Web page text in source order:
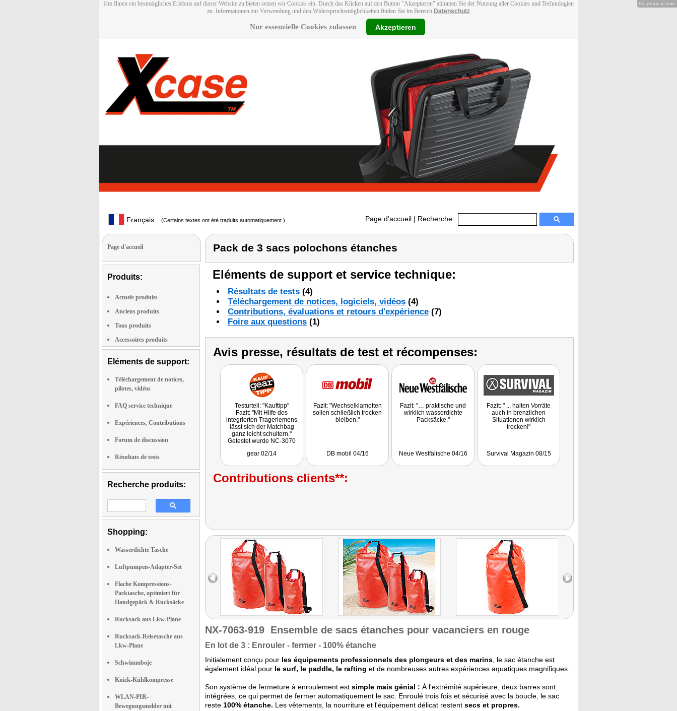
Um Ihnen ein bestmögliches Erlebnis auf dieser Website zu bieten setzen wir Cookies ein. Durch das Klicken auf den Button "Akzeptieren" stimmen Sie der Nutzung aller Cookies und Technologien
zu. Informationen zur Verwendung und den Widerspruchsmöglichkeiten finden Sie im Bereich Datenschutz
Nur essenzielle Cookies zulassen Akzeptieren
Français (Certains textes ont été traduits automatiquement.) Page d'accueil | Recherche:
Page d'accueil
Produits:
Actuels produits
Anciens produits
Tous produits
Accessoires produits
Eléments de support:
Téléchargement de notices,
pilotes, vidéos
FAQ service technique
Expériences, Contributions
Forum de discussion
Résultats de tests
Recherche produits:
Shopping:
Wasserdichte Tasche
Luftpumpen-Adapter-Set
Flache Kompressions-
Packtasche, optimiert für
Handgepäck & Rucksäcke
Rucksack aus Lkw-Plane
Rucksack-Reisetasche aus
Lkw-Plane
Schwimmboje
Knick-Kühlkompresse
WLAN-PIR-
Bewegungsmelder mit
Pack de 3 sacs polochons étanches
Eléments de support et service technique:
Résultats de tests (4)
Téléchargement de notices, logiciels, vidéos (4)
Contributions, évaluations et retours d'expérience (7)
Foire aux questions (1)
Avis presse, résultats de test et récompenses:
Testurteil: "Kauftipp"
Fazit: "Mit Hilfe des
integrierten Trageriemens
lässt sich der Matchbag
ganz leicht schultern."
Getestet wurde NC-3070
gear 02/14
Fazit: "Wechselklamotten
sollen schließlich trocken
bleiben."
DB mobil 04/16
Fazit: "… praktische und
wirklich wasserdichte
Packsäcke."
Neue Westfälische 04/16
Fazit: " ... halten Vorräte
auch in brenzlichen
Situationen wirklich
trocken!"
Survival Magazin 08/15
Contributions clients**:
NX-7063-919 Ensemble de sacs étanches pour vacanciers en rouge
En lot de 3 : Enrouler - fermer - 100% étanche
Initialement conçu pour les équipements professionnels des plongeurs et des marins , le sac étanche est
également idéal pour le surf, le paddle, le rafting et de nombreuses autres expériences aquatiques magnifiques.
Son système de fermeture à enroulement est simple mais génial : À l'extrémité supérieure, deux barres sont
intégrées, ce qui permet de fermer automatiquement le sac. Enroulé trois fois et sécurisé avec la boucle, le sac
reste 100% étanche. Les vêtements, la nourriture et l'équipement délicat restent secs et propres.
Hy-phen-a-tion